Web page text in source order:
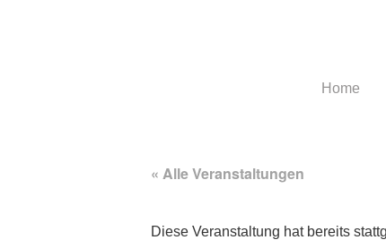
Home
« Alle Veranstaltungen
Diese Veranstaltung hat bereits